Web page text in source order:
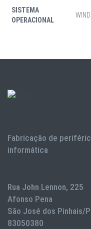
SISTEMA
OPERACIONAL
Fabricação de
informática
Rua John Lennon, 225
Afonso Pena
São José dos Pinhais/
83050380